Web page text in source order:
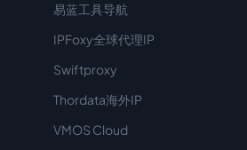
易蓝工具导航
IPFoxy全球代理IP
Swiftproxy
Thordata海外IP
VMOS Cloud